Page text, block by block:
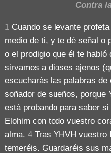
Contra
1 Cuando se levante
medio de ti, y te dé señal o
o el prodigio que él te habló
sirvamos a dioses ajenos
escucharás las palabras de
soñador de sueños, porque
está probando para saber
Elohim con todo vuestro
alma. 4 Tras YHVH vuestro
temeréis. Guardaréis sus